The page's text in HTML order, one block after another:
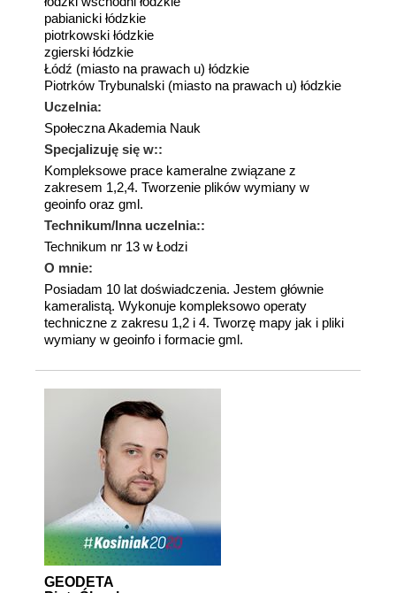
pabianicki łódzkie
piotrkowski łódzkie
zgierski łódzkie
Łódź (miasto na prawach u) łódzkie
Piotrków Trybunalski (miasto na prawach u) łódzkie
Uczelnia:
Społeczna Akademia Nauk
Specjalizuję się w::
Kompleksowe prace kameralne związane z
zakresem 1,2,4. Tworzenie plików wymiany w
geoinfo oraz gml.
Technikum/Inna uczelnia::
Technikum nr 13 w Łodzi
O mnie:
Posiadam 10 lat doświadczenia. Jestem głównie
kameralistą. Wykonuje kompleksowo operaty
techniczne z zakresu 1,2 i 4. Tworzę mapy jak i pliki
wymiany w geoinfo i formacie gml.
GEODETA